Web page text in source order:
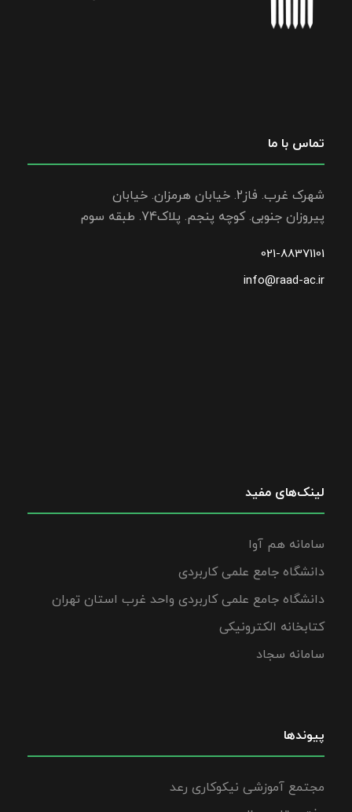
تماس با ما
شهرک غرب. فاز2. خیابان هرمزان. خیابان
پیروزان جنوبی. کوچه پنجم. پلاک74. طبقه سوم
021-88371101
info@raad-ac.ir
لینک‌های مفید
سامانه هم آوا
دانشگاه جامع علمی کاربردی
دانشگاه جامع علمی کاربردی واحد غرب استان تهران
کتابخانه الکترونیکی
سامانه سجاد
پیوندها
مجتمع آموزشی نیکوکاری رعد